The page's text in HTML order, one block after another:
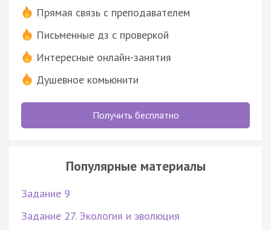
Прямая связь с преподавателем
Письменные дз с проверкой
Интересные онлайн-занятия
Душевное комьюнити
Получить бесплатно
Популярные материалы
Задание 9
Задание 27. Экология и эволюция